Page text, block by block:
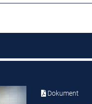
Dokument